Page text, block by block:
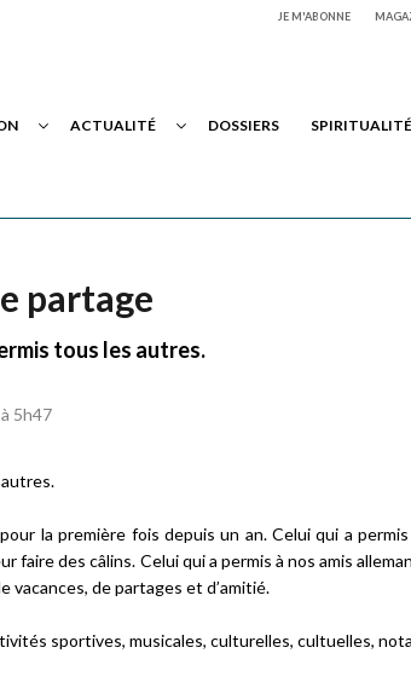
JE M'ABONNE
ACTUALITÉ DOSSIERS SPIRITUALITÉ
partage
tous les autres.
5h47
la première fois depuis un an. Celui qui a
faire des câlins. Celui qui a permis à nos amis
vacances, de partages et d’amitié.
sportives, musicales, culturelles, cultuelles,